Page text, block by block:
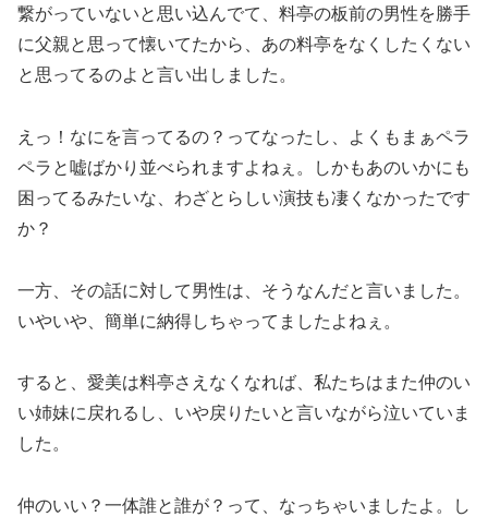
繋がっていないと思い込んでて、料亭の板前の男性を勝手
に父親と思って懐いてたから、あの料亭をなくしたくない
と思ってるのよと言い出しました。
えっ！なにを言ってるの？ってなったし、よくもまぁペラ
ペラと嘘ばかり並べられますよねぇ。しかもあのいかにも
困ってるみたいな、わざとらしい演技も凄くなかったです
か？
一方、その話に対して男性は、そうなんだと言いました。
いやいや、簡単に納得しちゃってましたよねぇ。
すると、愛美は料亭さえなくなれば、私たちはまた仲のい
い姉妹に戻れるし、いや戻りたいと言いながら泣いていま
した。
仲のいい？一体誰と誰が？って、なっちゃいましたよ。し